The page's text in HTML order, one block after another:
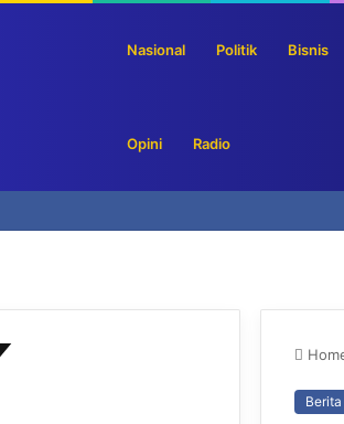
Nasional Politik Bisnis
Opini Radio
Berita